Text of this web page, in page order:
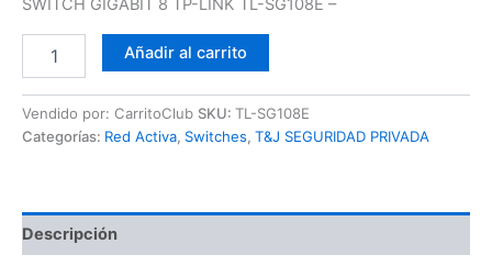
SWITCH GIGABIT 8 TP-LINK TL-SG108E –
Añadir al carrito
Vendido por: CarritoClub SKU: TL-SG108E
Categorías: Red Activa, Switches, T&J SEGURIDAD PRIVADA
Descripción